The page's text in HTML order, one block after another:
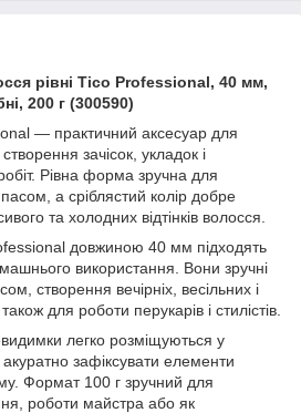
рівні Tico Professional, 40 мм,
200 г (300590)
— практичний аксесуар для
зачісок, укладок і
Рівна форма зручна для
а сріблястий колір добре
та холодних відтінків волосся.
довжиною 40 мм підходять
використання. Вони зручні
створення вечірніх, весільних і
для роботи перукарів і стилістів.
легко розміщуються у
зафіксувати елементи
Формат 100 г зручний для
роботи майстра або як